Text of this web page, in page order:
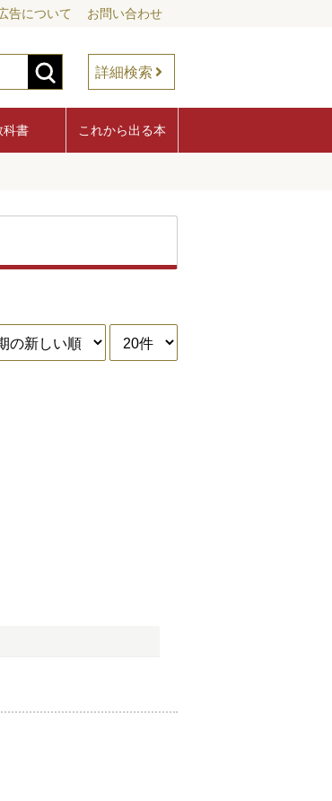
告について お問い合わせ
詳細検索
科書 これから出る本